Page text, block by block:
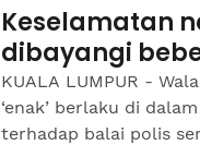
Keselamatan
dibayangi
KUALA LUMPUR -
‘enak’ berlaku di
terhadap balai polis